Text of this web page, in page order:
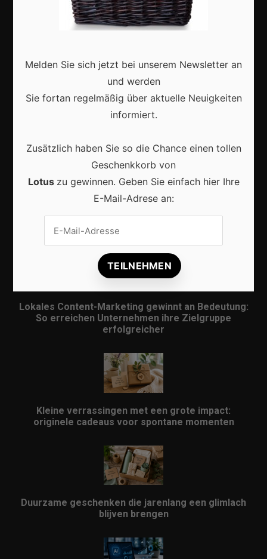
Webshops
Lokale Suchmaschinenoptimierung bleibt der
Schlüssel für mehr regionale Kunden
Lokales Content-Marketing gewinnt an Bedeutung:
So erreichen Unternehmen ihre Zielgruppe
erfolgreicher
Kleine verrassingen met een grote impact:
originele cadeaus voor spontane momenten
Duurzame geschenken die jarenlang een glimlach
blijven brengen
Melden Sie sich jetzt bei unserem Newsletter an
und werden
Sie fortan regelmäßig über aktuelle Neuigkeiten
informiert.
Zusätzlich haben Sie so die Chance einen tollen
Geschenkkorb von
Lotus zu gewinnen. Geben Sie einfach hier Ihre
E-Mail-Adrese an: